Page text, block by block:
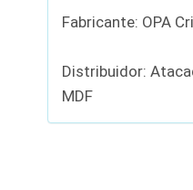
Fabricante: OPA
Distribuidor:
MDF